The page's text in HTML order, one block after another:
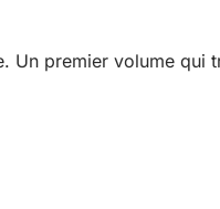
Un premier volume qui